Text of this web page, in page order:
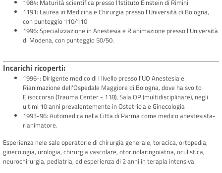
1984: Maturità scientifica presso l'Istituto Einstein di Rimini
1191: Laurea in Medicina e Chirurgia presso l'Università di Bologna,
con punteggio 110/110
1996: Specializzazione in Anestesia e Rianimazione presso l'Università
di Modena, con punteggio 50/50.
Incarichi ricoperti
1996-: Dirigente medico di I livello presso l'UO Anestesia e
Rianimazione dell'Ospedale Maggiore di Bologna, dove ha svolto
Elisoccorso (Trauma Center - 118), Sala OP (multidisciplinare), negli
ultimi 10 anni prevalentemente in Ostetricia e Ginecologia
1993-96: Automedica nella Citta di Parma come medico anestesista-
rianimatore.
Esperienza nele sale operatorie di chirurgia generale, toracica, ortopedia,
ginecologia, urologia, chirurgia vascolare, otorinolaringoiatria, oculistica,
neurochirurgia, pediatria, ed esperienza di 2 anni in terapia intensiva.